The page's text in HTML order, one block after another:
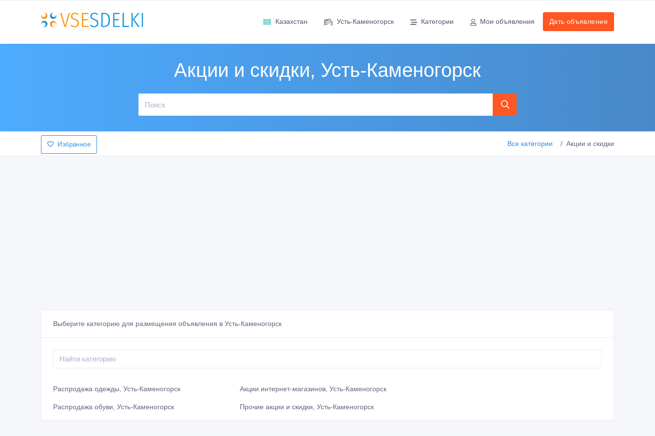
Казахстан Усть-Каменогорск Категории Мои объявления Дать объявление
Акции и скидки, Усть-Каменогорск
Избранное Все категории Акции и скидки
Выберите категорию для размещения объявления в Усть-Каменогорск
Распродажа одежды, Усть-Каменогорск
Распродажа обуви, Усть-Каменогорск
Акции интернет-магазинов, Усть-Каменогорск
Прочие акции и скидки, Усть-Каменогорск